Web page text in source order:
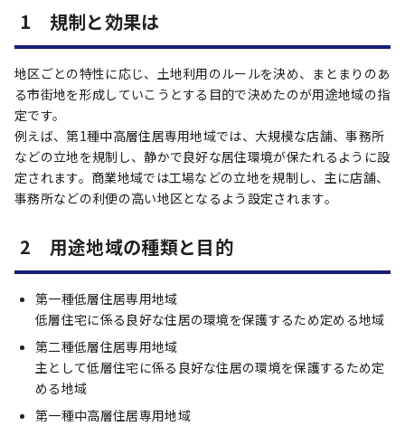
1 規制と効果は
地区ごとの特性に応じ、土地利用のルールを決め、まとまりのあ
る市街地を形成していこうとする目的で決めたのが用途地域の指
定です。
例えば、第1種中高層住居専用地域では、大規模な店舗、事務所
などの立地を規制し、静かで良好な居住環境が保たれるように設
定されます。商業地域では工場などの立地を規制し、主に店舗、
事務所などの利便の高い地区となるよう設定されます。
2 用途地域の種類と目的
第一種低層住居専用地域
低層住宅に係る良好な住居の環境を保護するため定める地域
第二種低層住居専用地域
主として低層住宅に係る良好な住居の環境を保護するため定
める地域
第一種中高層住居専用地域